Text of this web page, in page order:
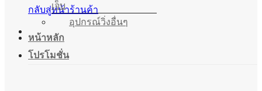
กลับสู่หน้าร้านค้า
เจ็บ
อุปกรณ์วิ่งอื่นๆ
หน้าหลัก
โปรโมชั่น